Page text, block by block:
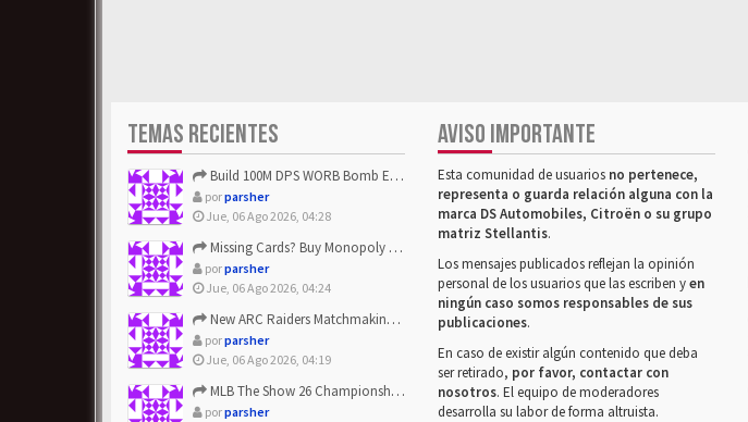
TEMAS RECIENTES
Build 100M DPS WORB Bomb Elementalist Fast - Grab POE Curren...
porparsher
Jue, 06 Ago 2026, 04:28
Missing Cards? Buy Monopoly Go Happy Harvest with Looney Tun...
porparsher
Jue, 06 Ago 2026, 04:24
New ARC Raiders Matchmaking Update: Stop Failed - Grab Bluep...
porparsher
Jue, 06 Ago 2026, 04:19
MLB The Show 26 Championship Series Update! Get Cheap & ...
porparsher
AVISO IMPORTANTE
Esta comunidad de usuarios no pertenece,
representa o guarda relación alguna con la
marca DS Automobiles, Citroën o su grupo
matriz Stellantis.
Los mensajes publicados reflejan la opinión
personal de los usuarios que las escriben yen
ningún caso somos responsables de sus
publicaciones.
En caso de existir algún contenido que deba
ser retirado, por favor, contactar con
nosotros. El equipo de moderadores
desarrolla su labor de forma altruista.